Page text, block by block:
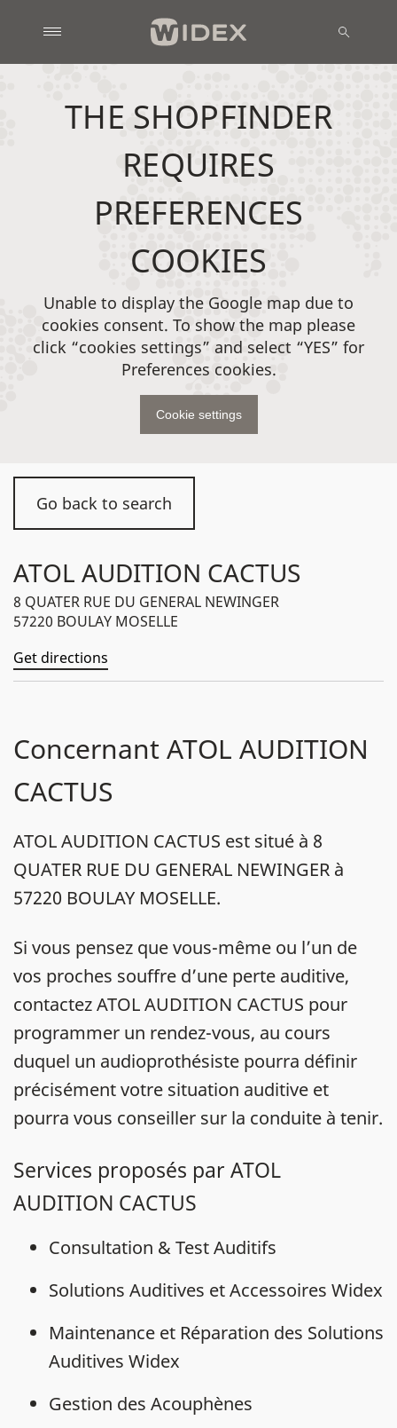
Go back to search
ATOL AUDITION CACTUS
8 QUATER RUE DU GENERAL NEWINGER
57220 BOULAY MOSELLE
Get directions
Concernant ATOL AUDITION
CACTUS
ATOL AUDITION CACTUS est situé à 8
QUATER RUE DU GENERAL NEWINGER à
57220 BOULAY MOSELLE.
Si vous pensez que vous-même ou l’un de
vos proches souffre d’une perte auditive,
contactez ATOL AUDITION CACTUS pour
programmer un rendez-vous, au cours
duquel un audioprothésiste pourra définir
précisément votre situation auditive et
pourra vous conseiller sur la conduite à tenir.
Services proposés par ATOL
AUDITION CACTUS
Consultation & Test Auditifs
Solutions Auditives et Accessoires Widex
Maintenance et Réparation des Solutions
Auditives Widex
Gestion des Acouphènes
THE SHOPFINDER
REQUIRES
PREFERENCES
COOKIES
Unable to display the Google map due to
cookies consent. To show the map please
click “cookies settings” and select “YES” for
Preferences cookies.
Cookie settings